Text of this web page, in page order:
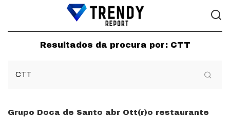
Resultados da procura por: CTT
Grupo Doca de Santo abr Ott(r)o restaurante